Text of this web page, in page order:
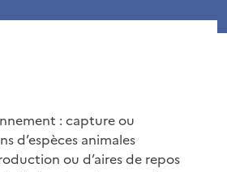
: capture ou
d’espèces animales
ou d’aires de repos